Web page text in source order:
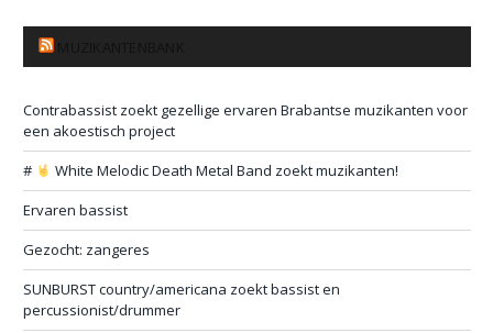
Contrabassist zoekt gezellige ervaren Brabantse muzikanten voor
een akoestisch project
#
White Melodic Death Metal Band zoekt muzikanten!
Ervaren bassist
Gezocht: zangeres
SUNBURST country/americana zoekt bassist en
percussionist/drummer